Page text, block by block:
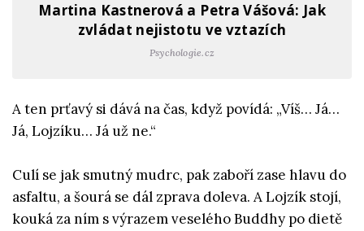
Martina Kastnerová a Petra Vášová: Jak
zvládat nejistotu ve vztazích
Psychologie.cz
A ten prťavý si dává na čas, když povídá: „Víš… Já…
Já, Lojzíku… Já už ne.“
Culí se jak smutný mudrc, pak zaboří zase hlavu do
asfaltu, a šourá se dál zprava doleva. A Lojzík stojí,
kouká za ním s výrazem veselého Buddhy po dietě